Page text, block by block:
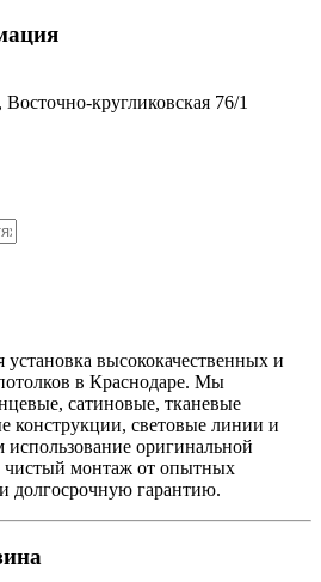
кругликовская 76/1
высококачественных и
в Краснодаре. Мы
сатиновые, тканевые
конструкции, световые линии и
использование оригинальной
монтаж от опытных
долгосрочную гарантию.